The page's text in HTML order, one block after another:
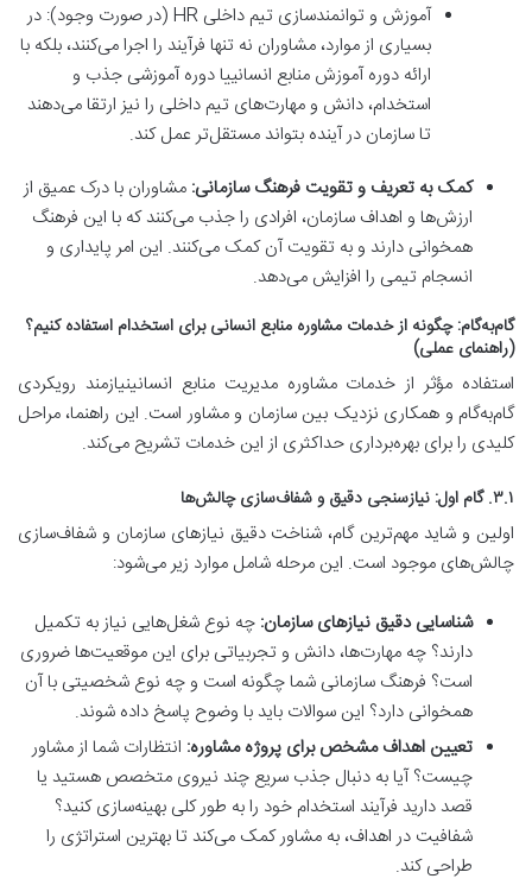
آموزش و توانمندسازی تیم داخلی HR (در صورت وجود): در
بسیاری از موارد، مشاوران نه تنها فرآیند را اجرا می‌کنند، بلکه با
ارائه دوره آموزش منابع انسانییا دوره آموزشی جذب و
استخدام، دانش و مهارت‌های تیم داخلی را نیز ارتقا می‌دهند
تا سازمان در آینده بتواند مستقل‌تر عمل کند.
کمک به تعریف و تقویت فرهنگ سازمانی: مشاوران با درک عمیق از
ارزش‌ها و اهداف سازمان، افرادی را جذب می‌کنند که با این فرهنگ
همخوانی دارند و به تقویت آن کمک می‌کنند. این امر پایداری و
انسجام تیمی را افزایش می‌دهد.
گام‌به‌گام: چگونه از خدمات مشاوره منابع انسانی برای استخدام استفاده کنیم؟
(راهنمای عملی)
استفاده مؤثر از خدمات مشاوره مدیریت منابع انسانینیازمند رویکردی
گام‌به‌گام و همکاری نزدیک بین سازمان و مشاور است. این راهنما، مراحل
کلیدی را برای بهره‌برداری حداکثری از این خدمات تشریح می‌کند.
۳.۱. گام اول: نیازسنجی دقیق و شفاف‌سازی چالش‌ها
اولین و شاید مهم‌ترین گام، شناخت دقیق نیازهای سازمان و شفاف‌سازی
چالش‌های موجود است. این مرحله شامل موارد زیر می‌شود:
شناسایی دقیق نیازهای سازمان: چه نوع شغل‌هایی نیاز به تکمیل
دارند؟ چه مهارت‌ها، دانش و تجربیاتی برای این موقعیت‌ها ضروری
است؟ فرهنگ سازمانی شما چگونه است و چه نوع شخصیتی با آن
همخوانی دارد؟ این سوالات باید با وضوح پاسخ داده شوند.
تعیین اهداف مشخص برای پروژه مشاوره: انتظارات شما از مشاور
چیست؟ آیا به دنبال جذب سریع چند نیروی متخصص هستید یا
قصد دارید فرآیند استخدام خود را به طور کلی بهینه‌سازی کنید؟
شفافیت در اهداف، به مشاور کمک می‌کند تا بهترین استراتژی را
طراحی کند.